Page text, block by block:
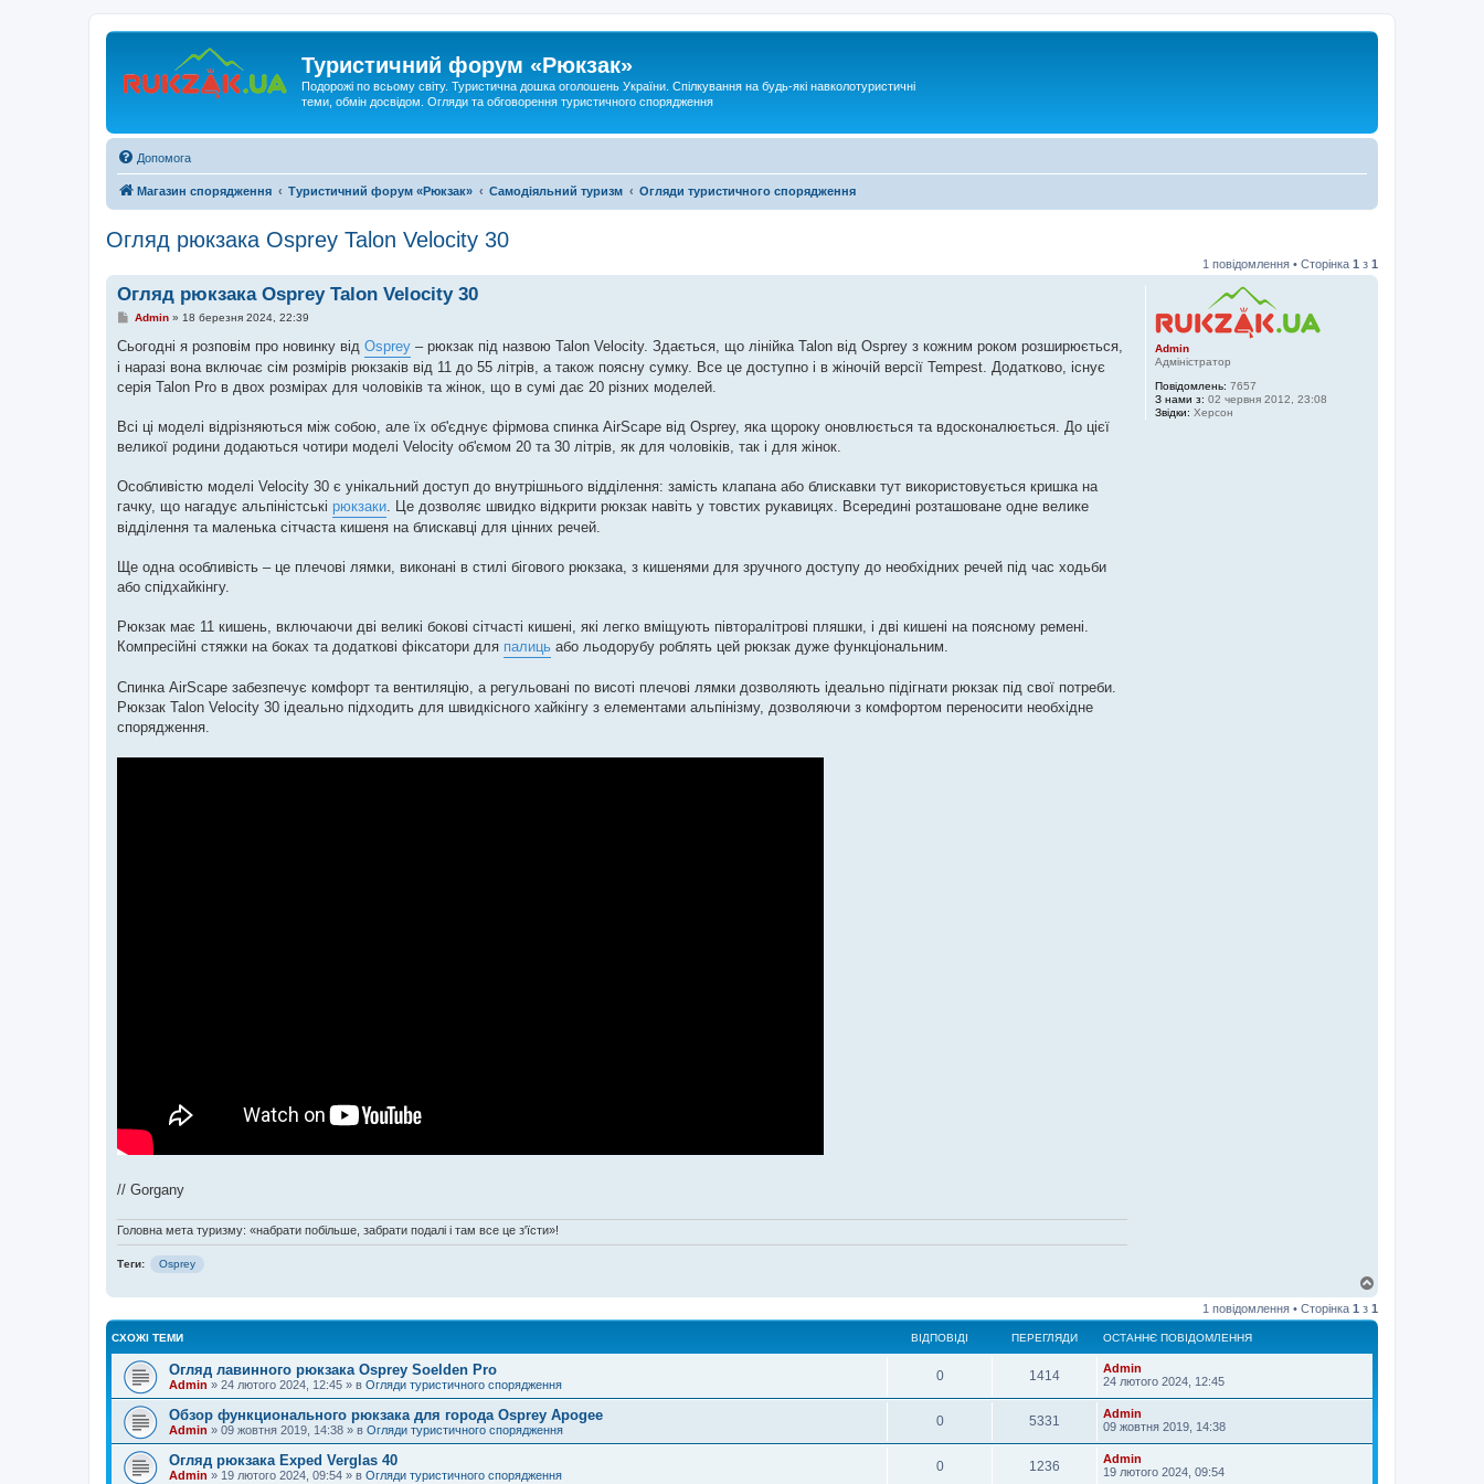
Туристичний форум «Рюкзак»
Подорожі по всьому світу. Туристична дошка оголошень України. Спілкування на будь-які навколотуристичні
теми, обмін досвідом. Огляди та обговорення туристичного спорядження
Допомога
Магазин спорядження Туристичний форум «Рюкзак» Самодіяльний туризм Огляди туристичного спорядження
Огляд рюкзака Osprey Talon Velocity 30
1 повідомлення • Сторінка 1 з 1
Admin
Адміністратор
Повідомлень: 7657
З нами з: 02 червня 2012, 23:08
Звідки: Херсон
Огляд рюкзака Osprey Talon Velocity 30
П
д
о
м
е
н
н
Admin» 18 березня 2024, 22:39
Сьогодні я розповім про новинку від Osprey – рюкзак під назвою Talon Velocity. Здається, що лінійка Talon від Osprey з кожним роком розширюється,
і наразі вона включає сім розмірів рюкзаків від 11 до 55 літрів, а також поясну сумку. Все це доступно і в жіночій версії Tempest. Додатково, існує
серія Talon Pro в двох розмірах для чоловіків та жінок, що в сумі дає 20 різних моделей.
Всі ці моделі відрізняються між собою, але їх об'єднує фірмова спинка AirScape від Osprey, яка щороку оновлюється та вдосконалюється. До цієї
великої родини додаються чотири моделі Velocity об'ємом 20 та 30 літрів, як для чоловіків, так і для жінок.
Особливістю моделі Velocity 30 є унікальний доступ до внутрішнього відділення: замість клапана або блискавки тут використовується кришка на
гачку, що нагадує альпіністські рюкзаки . Це дозволяє швидко відкрити рюкзак навіть у товстих рукавицях. Всередині розташоване одне велике
відділення та маленька сітчаста кишеня на блискавці для цінних речей.
Ще одна особливість – це плечові лямки, виконані в стилі бігового рюкзака, з кишенями для зручного доступу до необхідних речей під час ходьби
або спідхайкінгу.
Рюкзак має 11 кишень, включаючи дві великі бокові сітчасті кишені, які легко вміщують півторалітрові пляшки, і дві кишені на поясному ремені.
Компресійні стяжки на боках та додаткові фіксатори для палиць або льодорубу роблять цей рюкзак дуже функціональним.
Спинка AirScape забезпечує комфорт та вентиляцію, а регульовані по висоті плечові лямки дозволяють ідеально підігнати рюкзак під свої потреби.
Рюкзак Talon Velocity 30 ідеально підходить для швидкісного хайкінгу з елементами альпінізму, дозволяючи з комфортом переносити необхідне
спорядження.
// Gorgany
Головна мета туризму: «набрати побільше, забрати подалі і там все це з'їсти»!
Теги: Osprey
г
о
1 повідомлення • Сторінка 1 з 1
СХОЖІ ТЕМИ ВІДПОВІДІ ПЕРЕГЛЯДИ ОСТАННЄ ПОВІДОМЛЕННЯ
Огляд лавинного рюкзака Osprey Soelden Pro
Admin » 24 лютого 2024, 12:45 » в Огляди туристичного спорядження
0 1414
Admin
24 лютого 2024, 12:45
Обзор функционального рюкзака для города Osprey Apogee
Admin » 09 жовтня 2019, 14:38 » в Огляди туристичного спорядження
0 5331
Admin
09 жовтня 2019, 14:38
Огляд рюкзака Exped Verglas 40
Admin » 19 лютого 2024, 09:54 » в Огляди туристичного спорядження
0 1236
Admin
19 лютого 2024, 09:54